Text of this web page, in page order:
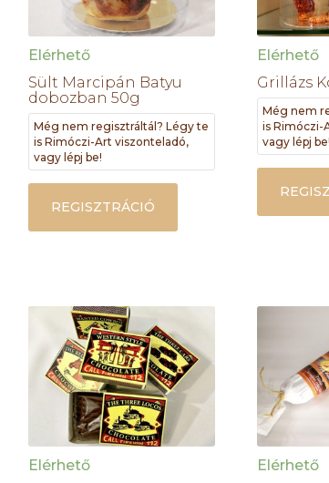
Elérhető
Sült Marcipán Batyu
dobozban 50g
Még nem regisztráltál? Légy te
is Rimóczi-Art viszonteladó,
vagy lépj be!
REGISZTRÁCIÓ
Elérhető
Grillázs
Még nem
is Rimóczi-
vagy lépj be!
Elérhető
Elérhető